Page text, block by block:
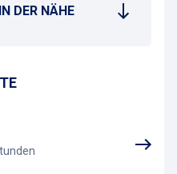
DER NÄHE